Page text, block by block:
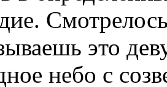
это
небо с